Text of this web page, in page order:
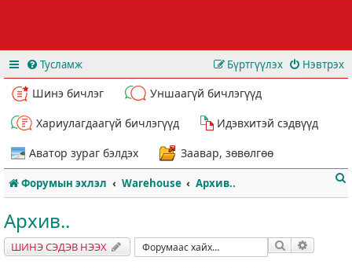
Тусламж Нэвтрэх
Бүртгүүлэх
Шинэ бичлэг
Уншаагүй бичлэгүүд
Хариулагдаагүй бичлэгүүд
Идэвхитэй сэдвүүд
Аватор зураг бэлдэх
Заавар, зөвөлгөө
Форумын эхлэл Warehouse Архив..
Архив..
ШИНЭ СЭДЭВ НЭЭХ Хайлт